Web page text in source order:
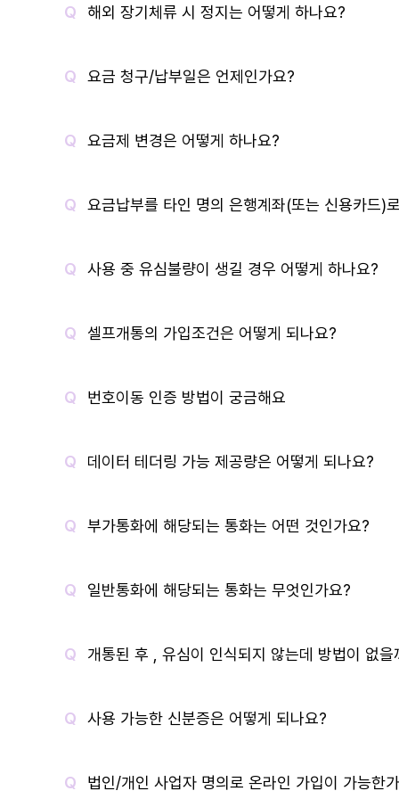
해외 장기체류 시 정지는 어떻게 하나요?
요금 청구/납부일은 언제인가요?
요금제 변경은 어떻게 하나요?
요금납부를 타인 명의 은행계좌(또는 신용카드)
사용 중 유심불량이 생길 경우 어떻게 하나요?
셀프개통의 가입조건은 어떻게 되나요?
번호이동 인증 방법이 궁금해요
데이터 테더링 가능 제공량은 어떻게 되나요?
부가통화에 해당되는 통화는 어떤 것인가요?
일반통화에 해당되는 통화는 무엇인가요?
개통된 후 , 유심이 인식되지 않는데 방법이 없을
사용 가능한 신분증은 어떻게 되나요?
법인/개인 사업자 명의로 온라인 가입이 가능한